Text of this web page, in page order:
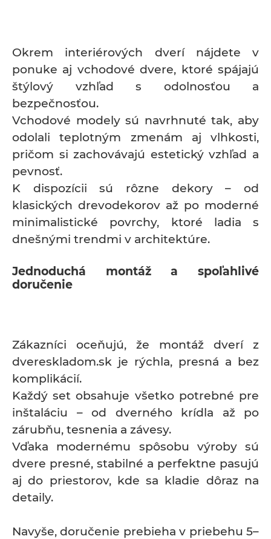
Okrem interiérových dverí nájdete v
ponuke aj vchodové dvere, ktoré spájajú
štýlový vzhľad s odolnosťou a
bezpečnosťou.
Vchodové modely sú navrhnuté tak, aby
odolali teplotným zmenám aj vlhkosti,
pričom si zachovávajú estetický vzhľad a
pevnosť.
K dispozícii sú rôzne dekory – od
klasických drevodekorov až po moderné
minimalistické povrchy, ktoré ladia s
dnešnými trendmi v architektúre.
Jednoduchá montáž a spoľahlivé
doručenie
Zákazníci oceňujú, že montáž dverí z
dvereskladom.sk je rýchla, presná a bez
komplikácií.
Každý set obsahuje všetko potrebné pre
inštaláciu – od dverného krídla až po
zárubňu, tesnenia a závesy.
Vďaka modernému spôsobu výroby sú
dvere presné, stabilné a perfektne pasujú
aj do priestorov, kde sa kladie dôraz na
detaily.
Navyše, doručenie prebieha v priebehu 5–